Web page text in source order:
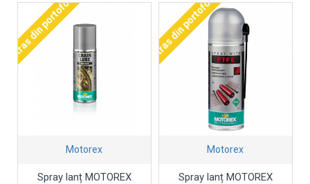
Retras din portofoliu
Motorex
Spray lanț MOTOREX
Retras din portofoliu
Motorex
Spray lanț MOTOREX